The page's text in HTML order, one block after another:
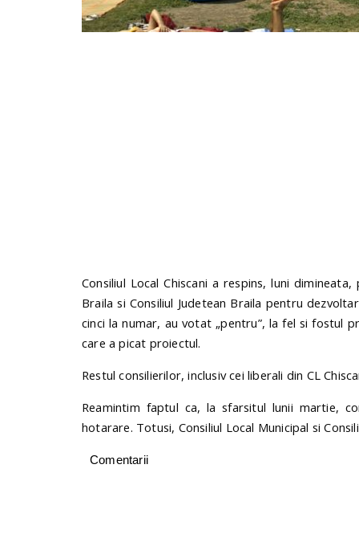
Consiliul Local Chiscani a respins, luni
Braila si Consiliul Judetean Braila pentru
cinci la numar, au votat „pentru”, la fel si fostul
care a picat proiectul.
Restul consilierilor, inclusiv cei liberali din CL
Reamintim faptul ca, la sfarsitul lunii martie,
hotarare. Totusi, Consiliul Local Municipal si
Comentarii